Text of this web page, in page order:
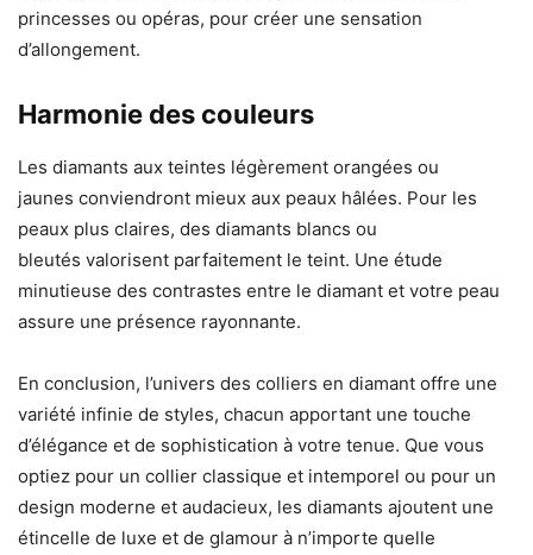
princesses ou opéras, pour créer une sensation
d’allongement.
Harmonie des couleurs
Les diamants aux teintes légèrement orangées ou
jaunes conviendront mieux aux peaux hâlées. Pour les
peaux plus claires, des diamants blancs ou
bleutés valorisent parfaitement le teint. Une étude
minutieuse des contrastes entre le diamant et votre peau
assure une présence rayonnante.
En conclusion, l’univers des colliers en diamant offre une
variété infinie de styles, chacun apportant une touche
d’élégance et de sophistication à votre tenue. Que vous
optiez pour un collier classique et intemporel ou pour un
design moderne et audacieux, les diamants ajoutent une
étincelle de luxe et de glamour à n’importe quelle